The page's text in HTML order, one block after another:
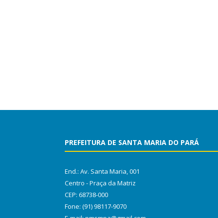
PREFEITURA DE SANTA MARIA DO PARÁ
End.: Av. Santa Maria, 001
Centro - Praça da Matriz
CEP: 68738-000
Fone: (91) 98117-9070